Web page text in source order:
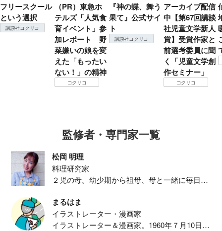
フリースクール
という選択
講談社コクリコ
（PR）東急ホ
テルズ「人気食
育イベント」参
加レポート 野
菜嫌いの娘を変
えた「もったい
ない！」の精神
コクリコ
『神の蝶、舞う
果て』公式サイ
ト
講談社コクリコ
アーカイブ配信
中【第67回講談
社児童文学新人
賞】受賞作家と
前選考委員に聞
く「児童文学創
作セミナー」
コクリコ
監修者・専門家一覧
松岡 明理
料理研究家
２児の母。幼少期から祖母、母と一緒に毎日の
まるはま
イラストレーター・漫画家
イラストレーター＆漫画家。1960年７月10日生